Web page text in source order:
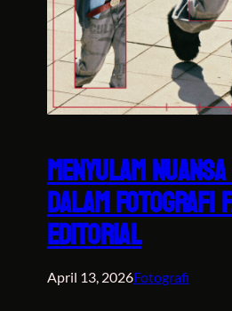
Menyulam
dalam Fotografi
Editorial
April 13, 2026Fotografi